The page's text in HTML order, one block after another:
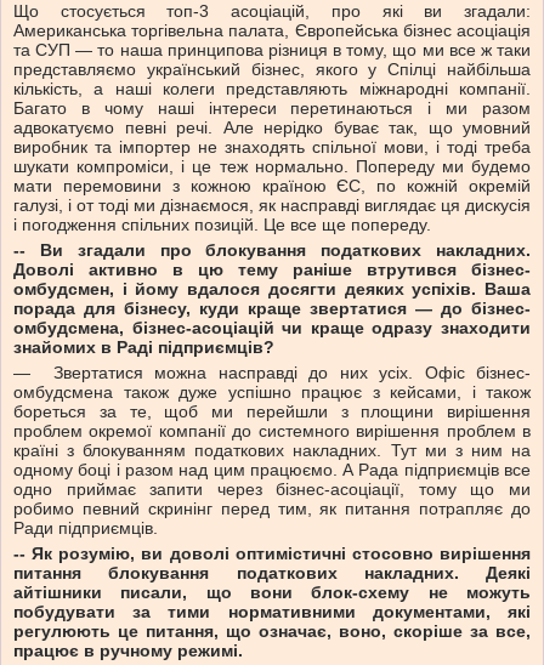
Що стосується топ-3 асоціацій, про які ви згадали:
Американська торгівельна палата, Європейська бізнес асоціація
та СУП — то наша принципова різниця в тому, що ми все ж таки
представляємо український бізнес, якого у Спілці найбільша
кількість, а наші колеги представляють міжнародні компанії.
Багато в чому наші інтереси перетинаються і ми разом
адвокатуємо певні речі. Але нерідко буває так, що умовний
виробник та імпортер не знаходять спільної мови, і тоді треба
шукати компроміси, і це теж нормально. Попереду ми будемо
мати перемовини з кожною країною ЄС, по кожній окремій
галузі, і от тоді ми дізнаємося, як насправді виглядає ця дискусія
і погодження спільних позицій. Це все ще попереду.
-- Ви згадали про блокування податкових накладних.
Доволі активно в цю тему раніше втрутився бізнес-
омбудсмен, і йому вдалося досягти деяких успіхів. Ваша
порада для бізнесу, куди краще звертатися — до бізнес-
омбудсмена, бізнес-асоціацій чи краще одразу знаходити
знайомих в Раді підприємців?
— Звертатися можна насправді до них усіх. Офіс бізнес-
омбудсмена також дуже успішно працює з кейсами, і також
бореться за те, щоб ми перейшли з площини вирішення
проблем окремої компанії до системного вирішення проблем в
країні з блокуванням податкових накладних. Тут ми з ним на
одному боці і разом над цим працюємо. А Рада підприємців все
одно приймає запити через бізнес-асоціації, тому що ми
робимо певний скринінг перед тим, як питання потрапляє до
Ради підприємців.
-- Як розумію, ви доволі оптимістичні стосовно вирішення
питання блокування податкових накладних. Деякі
айтішники писали, що вони блок-схему не можуть
побудувати за тими нормативними документами, які
регулюють це питання, що означає, воно, скоріше за все,
працює в ручному режимі.